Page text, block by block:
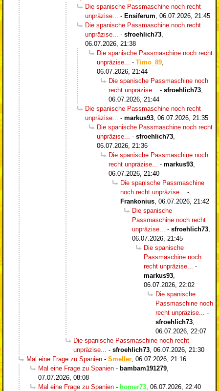
Die spanische Passmaschine noch recht
unpräzise...
- Ensiferum 06.07.2026, 21:45
Die spanische Passmaschine noch recht
unpräzise...
- sfroehlich73
06.07.2026, 21:38
Die spanische Passmaschine noch recht
unpräzise...
- Timo_89
06.07.2026, 21:44
Die spanische Passmaschine noch
recht unpräzise...
- sfroehlich73
06.07.2026, 21:44
Die spanische Passmaschine noch recht
unpräzise...
- markus93 06.07.2026, 21:35
Die spanische Passmaschine noch recht
unpräzise...
- sfroehlich73
06.07.2026, 21:36
Die spanische Passmaschine noch
recht unpräzise...
- markus93
06.07.2026, 21:40
Die spanische Passmaschine
noch recht unpräzise...
-
Frankonius 06.07.2026, 21:42
Die spanische
Passmaschine noch recht
unpräzise...
- sfroehlich73
06.07.2026, 21:45
Die spanische
Passmaschine noch
recht unpräzise...
-
markus93
06.07.2026, 22:02
Die spanische
Passmaschine noch
recht unpräzise...
-
sfroehlich73
06.07.2026, 22:07
Die spanische Passmaschine noch recht
unpräzise...
- sfroehlich73 06.07.2026, 21:30
Mal eine Frage zu Spanien - Smeller 06.07.2026, 21:16
Mal eine Frage zu Spanien - bambam191279
07.07.2026, 08:08
Mal eine Frage zu Spanien - homer73 06.07.2026, 22:40